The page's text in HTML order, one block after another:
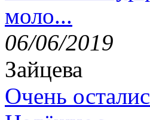
моло...
06/06/2019
Зайцева
Очень